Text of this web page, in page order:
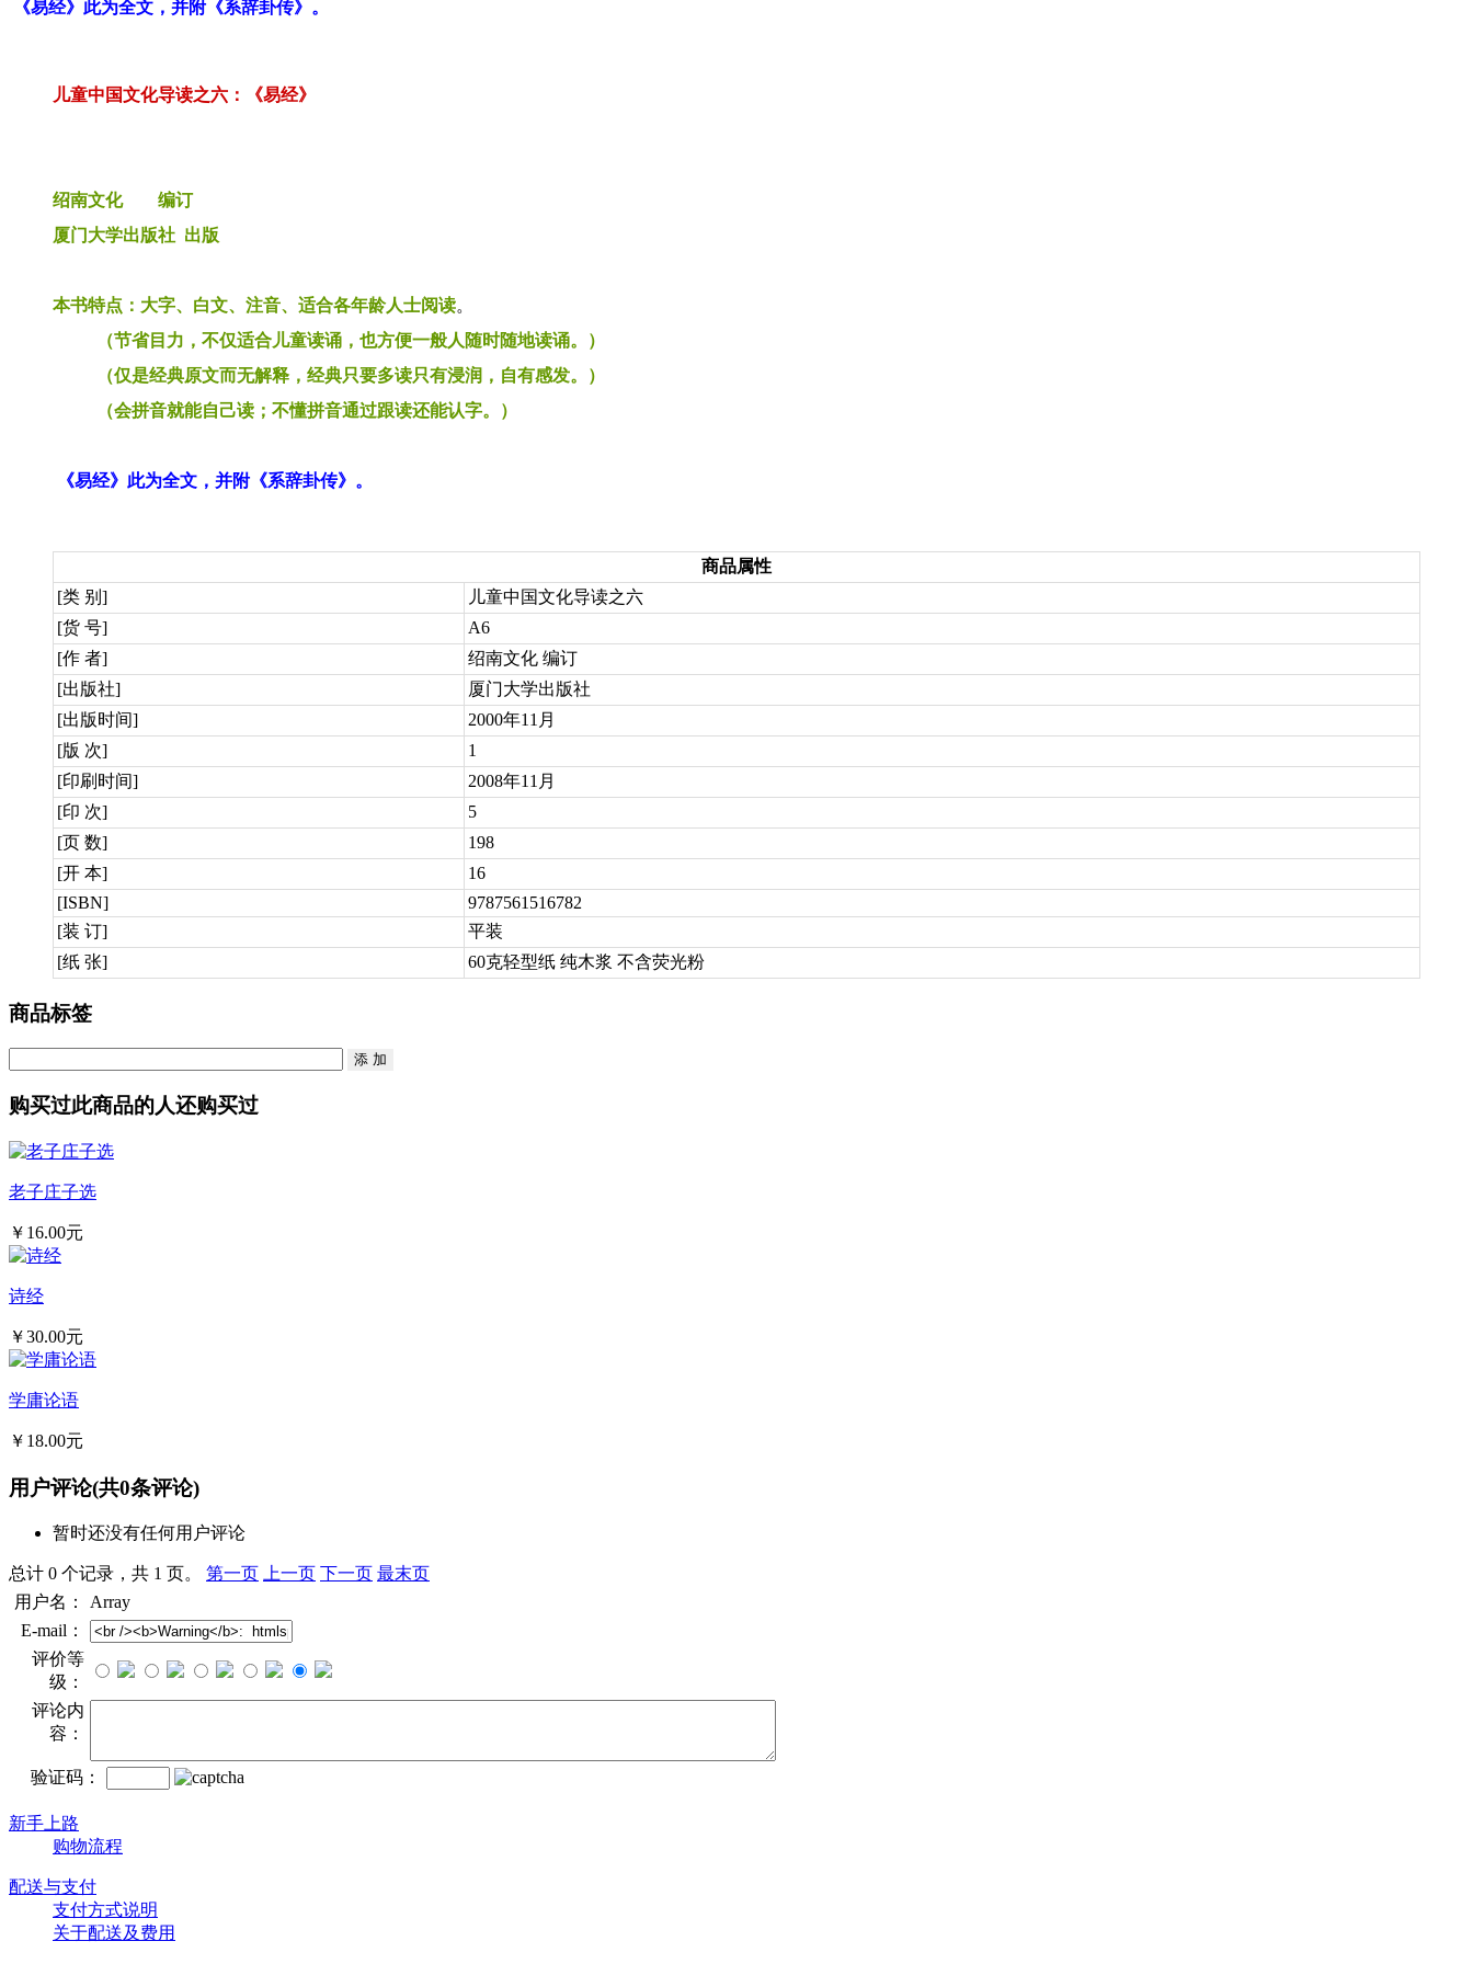
《易经》此为全文，并附《系辞卦传》。
儿童中国文化导读之六：《易经》
绍南文化 编订
厦门大学出版社 出版
本书特点： 大字、 白文、 注音、 适合各年龄人士阅读。
（节省目力，不仅适合儿童读诵，也方便一般人随时随地读诵。）
（仅是经典原文而无解释，经典只要多读只有浸润，自有感发。）
（会拼音就能自己读；不懂拼音通过跟读还能认字。）
《易经》此为全文，并附《系辞卦传》。
商品属性
[类 别]
儿童中国文化导读之六
[货 号]
A6
[作 者]
绍南文化 编订
[出版社]
厦门大学出版社
[出版时间]
2000年11月
[版 次]
1
[印刷时间]
2008年11月
[印 次]
5
[页 数]
198
[开 本]
16
[ISBN]
9787561516782
[装 订]
平装
[纸 张]
60克轻型纸 纯木浆 不含荧光粉
商品标签
购买过此商品的人还购买过
老子庄子选
￥16.00元
诗经
￥30.00元
学庸论语
￥18.00元
用户评论(共0条评论)
暂时还没有任何用户评论
总计 0 个记录，共 1 页。 第一页 上一页 下一页 最末页
用户名：
Array
E-mail：
评价等
级：
评论内
容：
验证码：
新手上路
购物流程
配送与支付
支付方式说明
关于配送及费用